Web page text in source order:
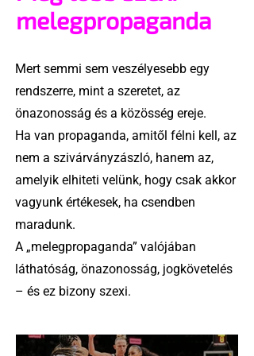
melegpropaganda
Mert semmi sem veszélyesebb egy
rendszerre, mint a szeretet, az
önazonosság és a közösség ereje.
Ha van propaganda, amitől félni kell, az
nem a szivárványzászló, hanem az,
amelyik elhiteti velünk, hogy csak akkor
vagyunk értékesek, ha csendben
maradunk.
A „melegpropaganda” valójában
láthatóság, önazonosság, jogkövetelés
– és ez bizony szexi.